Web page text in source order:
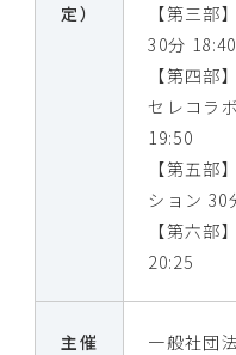
定）
【第三部
30分
【第四部
セレコラ
19:50
【第五部
ション 30
【第六部
20:25
主催
一般社団